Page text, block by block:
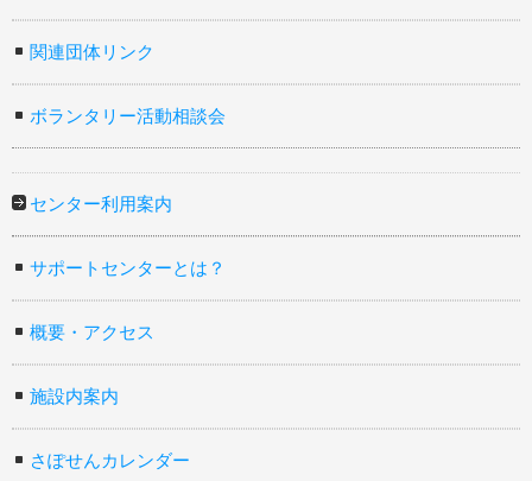
関連団体リンク
ボランタリー活動相談会
センター利用案内
サポートセンターとは？
概要・アクセス
施設内案内
さぽせんカレンダー